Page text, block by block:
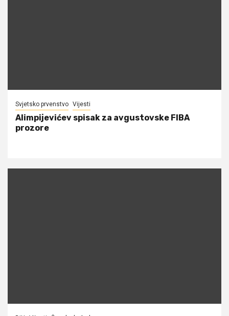
Svjetsko prvenstvo Vijesti
Alimpijevićev spisak za avgustovske FIBA
prozore